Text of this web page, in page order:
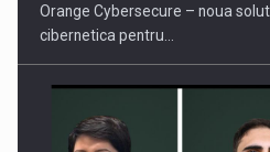
Orange Cybersecure – noua
cibernetica pentru…